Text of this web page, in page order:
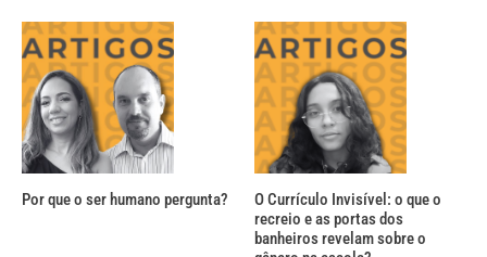
Por que o ser humano pergunta?
O Currículo Invisível: o que o
recreio e as portas dos
banheiros revelam sobre o